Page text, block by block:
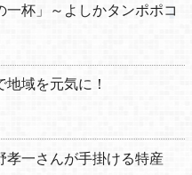
一杯」～よしかタンポポコ
地域を元気に！
一さんが手掛ける特産